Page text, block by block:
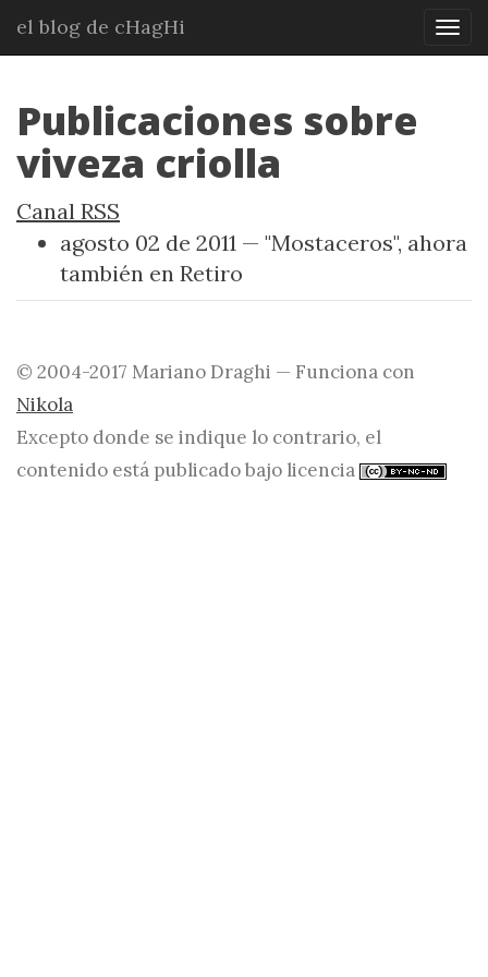
principal
el blog de cHagHi
Publicaciones sobre
viveza criolla
Canal RSS
agosto 02 de 2011
"Mostaceros", ahora
también en Retiro
© 2004-2017 Mariano Draghi — Funciona con
Nikola
Excepto donde se indique lo contrario, el
contenido está publicado bajo licencia